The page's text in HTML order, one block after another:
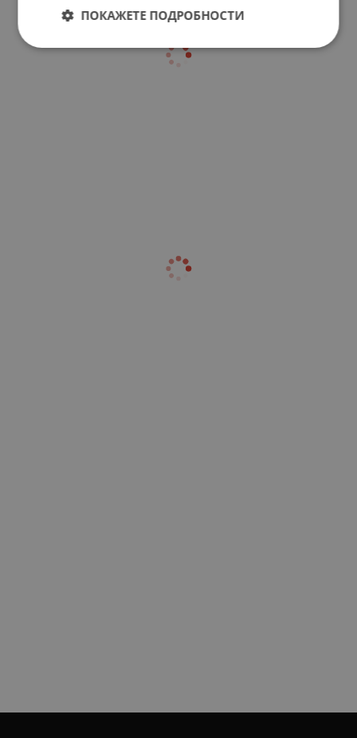
ПОКАЖЕТЕ ПОДРОБНОСТИ